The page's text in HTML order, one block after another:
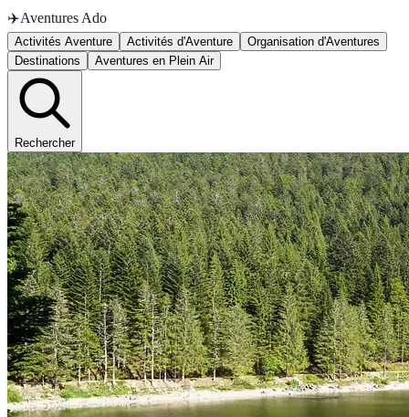
✈️Aventures Ado
Activités Aventure Activités d'Aventure
Organisation d'Aventures
Destinations
Aventures en Plein Air
Rechercher